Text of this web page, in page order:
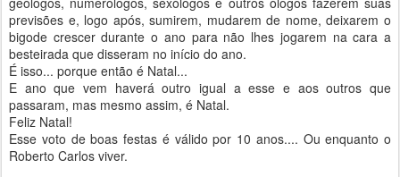
previsões e, logo após, sumirem, mudarem de nome, deixarem o
bigode crescer durante o ano para não lhes jogarem na cara a
besteirada que disseram no início do ano.
É isso... porque então é Natal...
E ano que vem haverá outro igual a esse e aos outros que
passaram, mas mesmo assim, é Natal.
Feliz Natal!
Esse voto de boas festas é válido por 10 anos.... Ou enquanto o
Roberto Carlos viver.